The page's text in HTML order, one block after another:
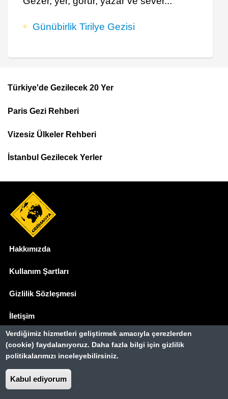
Günübirlik Tirilye Gezisi
Top
Menu
Türkiye'de Gezilecek 20 Yer
Paris Gezi Rehberi
Vizesiz Ülkeler Rehberi
İstanbul Gezilecek Yerler
Hakkımızda
Kullanım Şartları
Gizlilik Sözleşmesi
İletişim
Basında Biz
Gezimanya Turizm, TÜRSAB'a kayıtlı bir
Verdiğimiz hizmetleri geliştirmek amacıyla çerezlerden
(cookie) faydalanıyoruz. Daha fazla bilgi için gizlilik
politikalarımızı inceleyebilirsiniz.
Kabul ediyorum